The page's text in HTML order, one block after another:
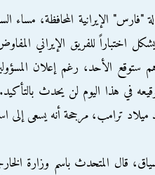
"فارس" الإيرانية المحافظة،
اختباراً للفريق الإيراني
ستوقع الأحد، رغم إعلان
ترامب، مرجحة أنه يسعى إلى
قال المتحدث باسم وزارة